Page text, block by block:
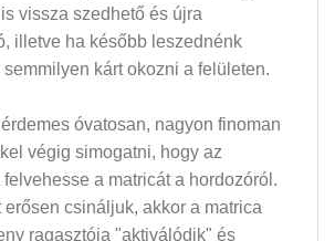
vissza szedhető és újra
illetve ha később leszednénk
kárt okozni a felületen.
óvatosan, nagyon finoman
végig simogatni, hogy az
a matricát a hordozóról.
erősen csináljuk, akkor a matrica
ragasztója "aktiválódik" és